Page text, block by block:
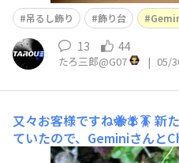
吊るし飾り 飾り台
13 44
たろ三郎@G07 | 05/
又々お客様ですね🐝🪰🪳新
ていたので、Geminiさんと
eレンズさんにお伺いをしま